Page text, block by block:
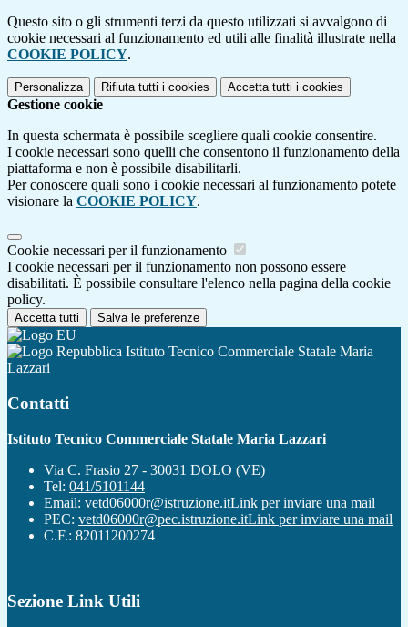
Questo sito o gli strumenti terzi da questo utilizzati si avvalgono di
cookie necessari al funzionamento ed utili alle finalità illustrate nella
COOKIE POLICY.
Personalizza Rifiuta tutti i cookies Accetta tutti i cookies
Gestione cookie
In questa schermata è possibile scegliere quali cookie consentire.
I cookie necessari sono quelli che consentono il funzionamento della
piattaforma e non è possibile disabilitarli.
Per conoscere quali sono i cookie necessari al funzionamento potete
visionare la COOKIE POLICY.
Cookie necessari per il funzionamento
I cookie necessari per il funzionamento non possono essere
disabilitati. È possibile consultare l'elenco nella pagina della cookie
policy.
Accetta tutti Salva le preferenze
Istituto Tecnico Commerciale Statale Maria
Lazzari
Contatti
Istituto Tecnico Commerciale Statale Maria Lazzari
Via C. Frasio 27 - 30031 DOLO (VE)
Tel: 041/5101144
Email: vetd06000r@istruzione.itLink per inviare una mail
PEC: vetd06000r@pec.istruzione.itLink per inviare una mail
C.F.: 82011200274
Sezione Link Utili